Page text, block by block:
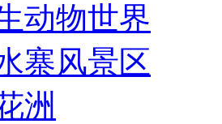
动物世界
寨风景区
洲